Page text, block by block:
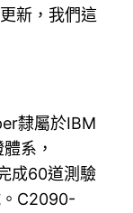
新，我們這
隸屬於IBM
系，
成60道測驗
C2090-